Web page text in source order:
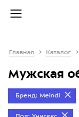
Главная Каталог
Мужская
Бренд: Meindl